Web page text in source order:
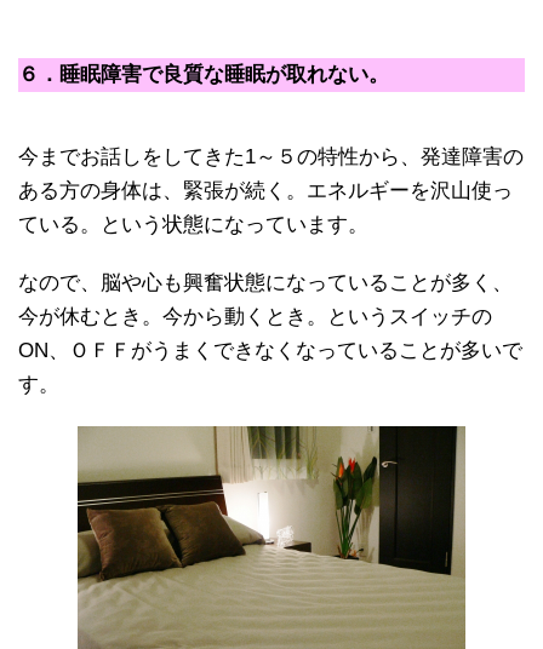
６．睡眠障害で良質な睡眠が取れない。
今までお話しをしてきた1～５の特性から、発達障害の
ある方の身体は、緊張が続く。エネルギーを沢山使っ
ている。という状態になっています。
なので、脳や心も興奮状態になっていることが多く、
今が休むとき。今から動くとき。というスイッチの
ON、ＯＦＦがうまくできなくなっていることが多いで
す。